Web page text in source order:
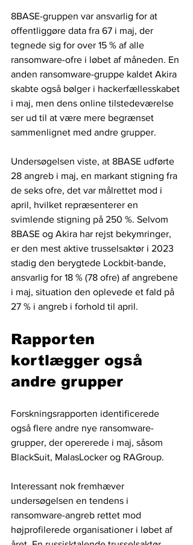
8BASE-gruppen var ansvarlig for at
offentliggøre data fra 67 i maj, der
tegnede sig for over 15 % af alle
ransomware-ofre i løbet af måneden. En
anden ransomware-gruppe kaldet Akira
skabte også bølger i hackerfællesskabet
i maj, men dens online tilstedeværelse
ser ud til at være mere begrænset
sammenlignet med andre grupper.
Undersøgelsen viste, at 8BASE udførte
28 angreb i maj, en markant stigning fra
de seks ofre, det var målrettet mod i
april, hvilket repræsenterer en
svimlende stigning på 250 %. Selvom
8BASE og Akira har rejst bekymringer,
er den mest aktive trusselsaktør i 2023
stadig den berygtede Lockbit-bande,
ansvarlig for 18 % (78 ofre) af angrebene
i maj, situation den oplevede et fald på
27 % i angreb i forhold til april.
Rapporten
kortlægger også
andre grupper
Forskningsrapporten identificerede
også flere andre nye ransomware-
grupper, der opererede i maj, såsom
BlackSuit, MalasLocker og RAGroup.
Interessant nok fremhæver
undersøgelsen en tendens i
ransomware-angreb rettet mod
højprofilerede organisationer i løbet af